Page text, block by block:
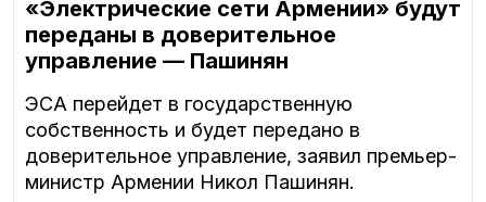
«Электрические сети Армении» будут
переданы в доверительное
управление — Пашинян
ЭСА перейдет в государственную
собственность и будет передано в
доверительное управление, заявил премьер-
министр Армении Никол Пашинян.